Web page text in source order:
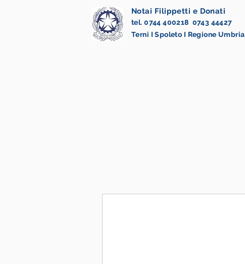
Notai Filippetti e Donati
tel. 0744 400218 0743 44427
Terni I Spoleto I Regione Umbria